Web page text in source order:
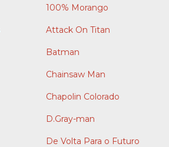
100% Morango
Attack On Titan
Batman
Chainsaw Man
Chapolin Colorado
D.Gray-man
De Volta Para o Futuro